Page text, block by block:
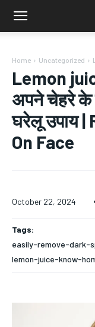
Home Uncategorized
Lemon
अपने चेहरे के
घरेलू उपाय
On Face
October 22, 2024
Tags:
easily-remove-
lemon-juice-know-